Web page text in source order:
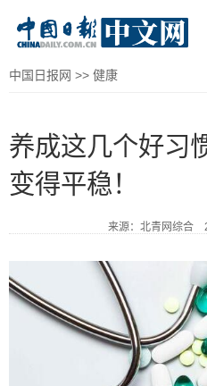
中国日报网 >> 健康
养成这几个好习
变得平稳！
来源：北青网综合